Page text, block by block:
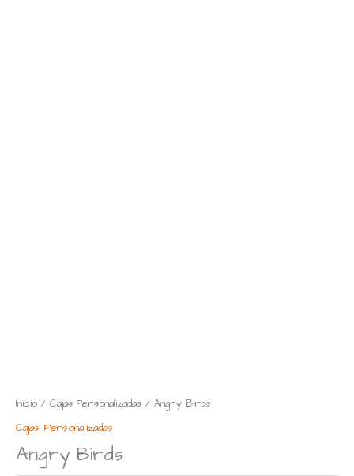
Inicio / Cajas Personalizadas / Angry Birds
Cajas Personalizadas
Angry Birds